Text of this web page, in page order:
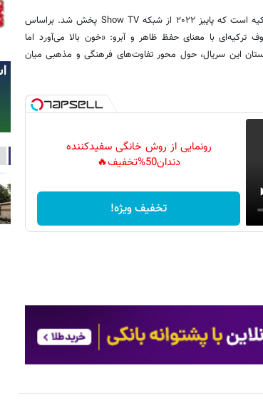
«شربت زغال‌اخته» یکی از سریال‌های درام تلویزیونی ترکیه است که پاییز ۲۰۲۲ از شبکه Show TV پخش شد. براساس
ترکیه‌ای با معنای حفظ ظاهر و آبرو: «خون بالا می‌آورد اما
این سریال، حول محور تفاوت‌های فرهنگی و مذهبی میان
رونمایی از روش خانگی سفیدکننده
دندان50%تخفیف🔥
تخفیف ویژه!